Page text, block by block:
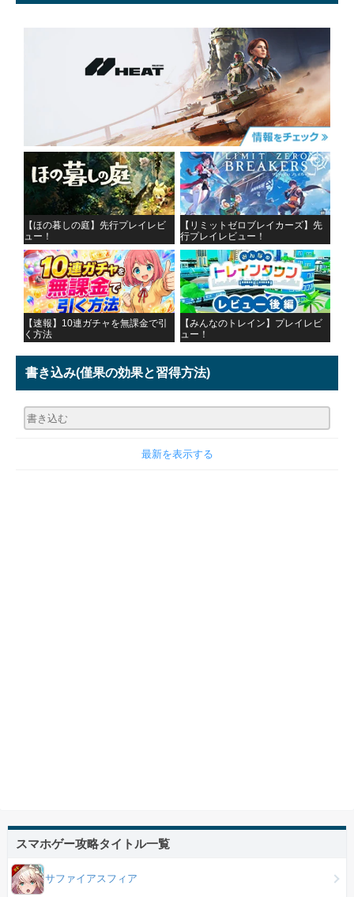
【ほの暮しの庭】先行プレイレビ
ュー！
【リミットゼロブレイカーズ】先
行プレイレビュー！
【速報】10連ガチャを無課金で引
く方法
【みんなのトレイン】プレイレビ
ュー！
書き込み(僅果の効果と習得方法)
最新を表示する
スマホゲー攻略タイトル一覧
サファイアスフィア